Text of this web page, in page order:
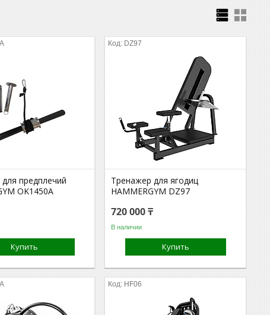
предплечий
OK1450A
Купить
DZ97
Тренажер для ягодиц
HAMMERGYM DZ97
720 000 ₸
В наличии
Купить
HF06